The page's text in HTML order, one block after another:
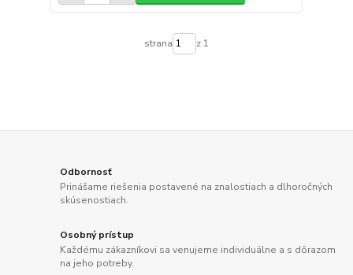
strana z 1
Odbornosť
Prinášame riešenia postavené na znalostiach a dlhoročných
skúsenostiach.
Osobný prístup
Každému zákazníkovi sa venujeme individuálne a s dôrazom
na jeho potreby.